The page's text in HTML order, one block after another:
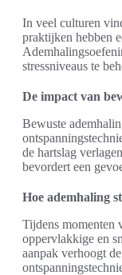
In veel culturen
praktijken hebben
stressniveaus te
De impact van
Bewuste
de hartslag
bevordert een
Hoe ademhaling
Tijdens momenten
oppervlakkige en
aanpak verhoogt